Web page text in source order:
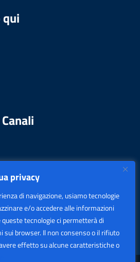
privacy
di navigazione, usiamo tecnologie
e/o accedere alle informazioni
tecnologie ci permetterà di
sui browser. Il non consenso o il rifiuto
effetto su alcune caratteristiche o
qui